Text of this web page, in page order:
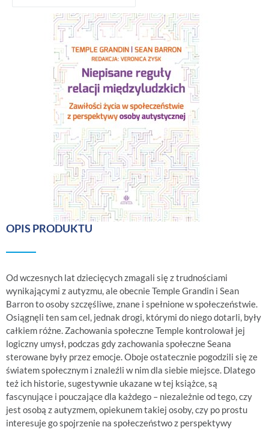
OPIS PRODUKTU
Od wczesnych lat dziecięcych zmagali się z trudnościami
wynikającymi z autyzmu, ale obecnie Temple Grandin i Sean
Barron to osoby szczęśliwe, znane i spełnione w społeczeństwie.
Osiągnęli ten sam cel, jednak drogi, którymi do niego dotarli, były
całkiem różne. Zachowania społeczne Temple kontrolował jej
logiczny umysł, podczas gdy zachowania społeczne Seana
sterowane były przez emocje. Oboje ostatecznie pogodzili się ze
światem społecznym i znaleźli w nim dla siebie miejsce. Dlatego
też ich historie, sugestywnie ukazane w tej książce, są
fascynujące i pouczające dla każdego – niezależnie od tego, czy
jest osobą z autyzmem, opiekunem takiej osoby, czy po prostu
interesuje go spojrzenie na społeczeństwo z perspektywy